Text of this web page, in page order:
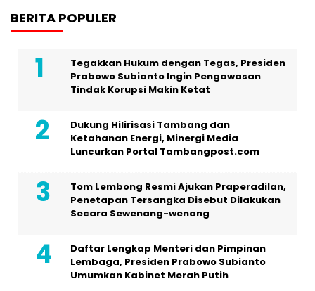
BERITA POPULER
Tegakkan Hukum dengan Tegas, Presiden
Prabowo Subianto Ingin Pengawasan
Tindak Korupsi Makin Ketat
Dukung Hilirisasi Tambang dan
Ketahanan Energi, Minergi Media
Luncurkan Portal Tambangpost.com
Tom Lembong Resmi Ajukan Praperadilan,
Penetapan Tersangka Disebut Dilakukan
Secara Sewenang-wenang
Daftar Lengkap Menteri dan Pimpinan
Lembaga, Presiden Prabowo Subianto
Umumkan Kabinet Merah Putih